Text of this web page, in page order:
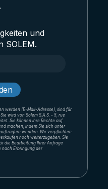
und
SOLEM.
werden (E-Mail-Adresse), sind für
wird von Solem S.A.S. - 5, rue
Sie können Ihre Rechte auf
machen, indem Sie sich unter
wenden. Wir verpflichten
noch weiterzugeben. Sie
die Bearbeitung Ihrer Anfrage
nach Erbringung der